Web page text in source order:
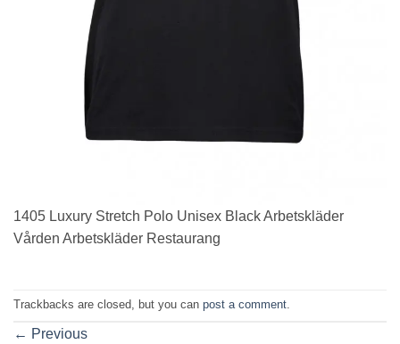
1405 Luxury Stretch Polo Unisex Black Arbetskläder
Vården Arbetskläder Restaurang
Trackbacks are closed, but you can post a comment.
← Previous